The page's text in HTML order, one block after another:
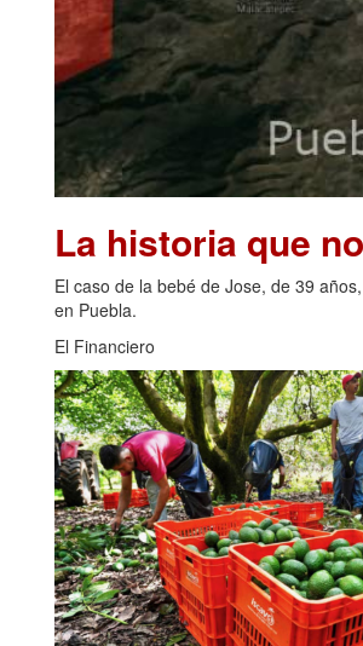
La historia que
El caso de la bebé de Jose, de 39
en Puebla.
El Financiero